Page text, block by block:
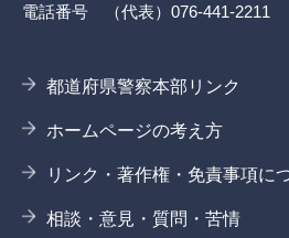
電話番号 （代表）076-441-2211
都道府県警察本部リンク
ホームページの考え方
リンク・著作権・免責事項に
相談・意見・質問・苦情